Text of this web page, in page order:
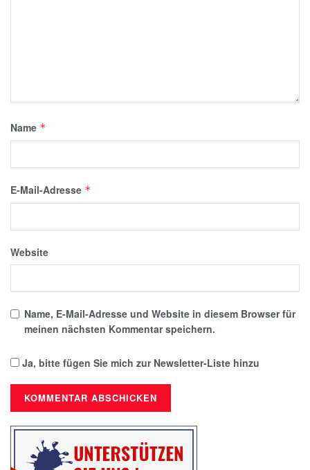
Name *
E-Mail-Adresse *
Website
Name, E-Mail-Adresse und Website in diesem Browser für
meinen nächsten Kommentar speichern.
Ja, bitte fügen Sie mich zur Newsletter-Liste hinzu